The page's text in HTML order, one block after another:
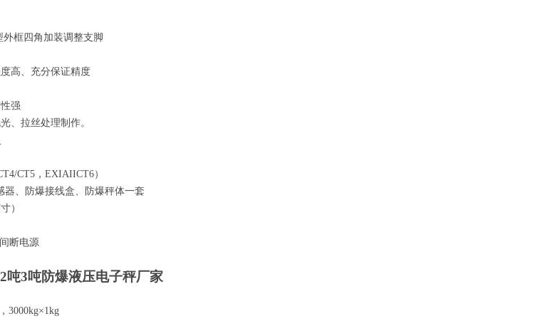
外框四角加装调整支脚
高、充分保证精度
强
、拉丝处理制作。
CT5 ， EXIAIICT6）
器、防爆接线盒、防爆秤体一套
）
断电源
2吨3吨防爆液压电子秤厂家
， 3000kg×1kg